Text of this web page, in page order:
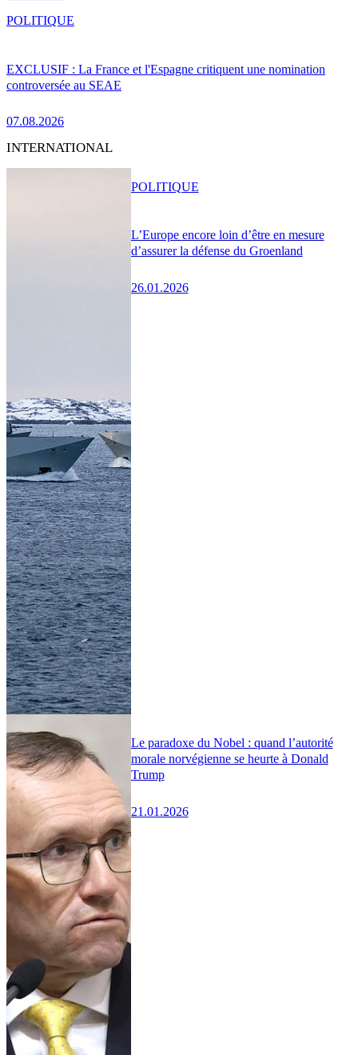
EXCLUSIF : La France et l'Espagne critiquent une nomination
controversée au SEAE
07.08.2026
POLITIQUE
INTERNATIONAL
L’Europe encore loin d’être en mesure
d’assurer la défense du Groenland
26.01.2026
POLITIQUE
Le paradoxe du Nobel : quand l’autorité
morale norvégienne se heurte à Donald
Trump
21.01.2026